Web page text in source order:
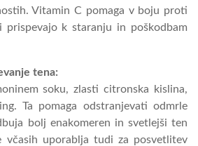
Vitamin C pomaga v boju proti
prispevajo k staranju in poškodbam
tena:
soku, zlasti citronska kislina,
Ta pomaga odstranjevati odmrle
bolj enakomeren in svetlejši ten
včasih uporablja tudi za posvetlitev